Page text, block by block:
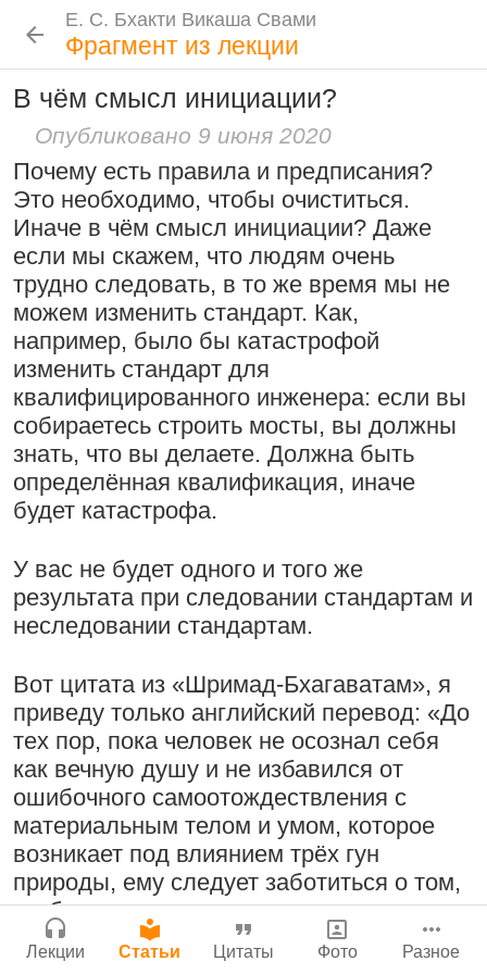
Е. С. Бхакти Викаша Свами
Лекции
Новые История Популярные
Резкие слова для Нараяны
46:40 | 1 октября 2008
Токио, Япония
Бог, наука и атеизм, часть 2: Хвала
слушателям!
9:25 |17 июля 2024
Атланта, Джорджия, США
Поклоняться Бхактивиноду Тхакуру,
1:14:02 | 12 сентября
2008|Бойсе, Айдахо, США
Радхарани — глава департамента
служений
1:05:35 |7 сентября 2008
Орегон, США
Деятельность на благо всех живых
существ
33:28 |30 ноября 2019|
Е. С. Бхакти Викаша Свами
Фрагмент из лекции
В чём смысл инициации?
Опубликовано 9 июня 2020
Почему есть правила и предписания?
Это необходимо, чтобы очиститься.
Иначе в чём смысл инициации? Даже
если мы скажем, что людям очень
трудно следовать, в то же время мы не
можем изменить стандарт. Как,
например, было бы катастрофой
изменить стандарт для
квалифицированного инженера: если вы
собираетесь строить мосты, вы должны
знать, что вы делаете. Должна быть
определённая квалификация, иначе
будет катастрофа.
У вас не будет одного и того же
результата при следовании стандартам и
неследовании стандартам.
Вот цитата из «Шримад-Бхагаватам», я
приведу только английский перевод: «До
тех пор, пока человек не осознал себя
как вечную душу и не избавился от
ошибочного самоотождествления с
материальным телом и умом, которое
возникает под влиянием трёх гун
природы, ему следует заботиться о том,
чтобы в его жизни присутствовали
только вещи, относящиеся к гуне
благости. Усиление влияния гуны
Е. С. Бхакти Викаша Свами
Цитаты Шрилы Прабхупады
Проповеднические принципы, данные
Шри Чайтаньей Махапрабху
6 августа 2026
Следовать по стопам ачарьев
4 августа 2026
Молитвы Санатаны Госвами к Господу
Чайтанье
29 июля 2026
Нектар имени Кришны
24 июля 2026
Подрыватели доверия к себе
22 июля 2026
Милость Кришны, проявляющаяся в
Е. С. Бхакти Викаша Свами
Фотоальбом
Шраванам-киртанам в Васильево 2026
Джанмаштами в Тбилиси 2025
Шрила Прабхупада
Биография | Книги|Цитаты
Лекции и беседы|Подношения
Бхакти Викаша Свами
Биография|Книги|График|Лекции
Скачать все лекции|
Подношения учеников
Инициация
Общие стандарты |
Требования Махараджа
Видеоканалы
YouTube|ВК Видео |Дзен|RuTube
Ссылки
Контакты
Сайт
Инструкция
Лекции Статьи Цитаты Фото Разное